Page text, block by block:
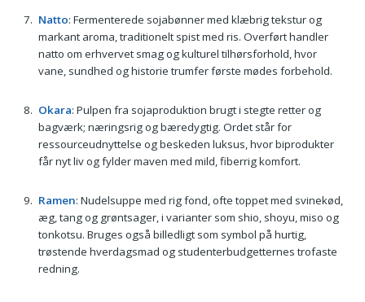
Natto: Fermenterede sojabønner med klæbrig tekstur og
markant aroma, traditionelt spist med ris. Overført handler
natto om erhvervet smag og kulturel tilhørsforhold, hvor
vane, sundhed og historie trumfer første mødes forbehold.
Okara: Pulpen fra sojaproduktion brugt i stegte retter og
bagværk; næringsrig og bæredygtig. Ordet står for
ressourceudnyttelse og beskeden luksus, hvor biprodukter
får nyt liv og fylder maven med mild, fiberrig komfort.
Ramen: Nudelsuppe med rig fond, ofte toppet med svinekød,
æg, tang og grøntsager, i varianter som shio, shoyu, miso og
tonkotsu. Bruges også billedligt som symbol på hurtig,
trøstende hverdagsmad og studenterbudgetternes trofaste
redning.